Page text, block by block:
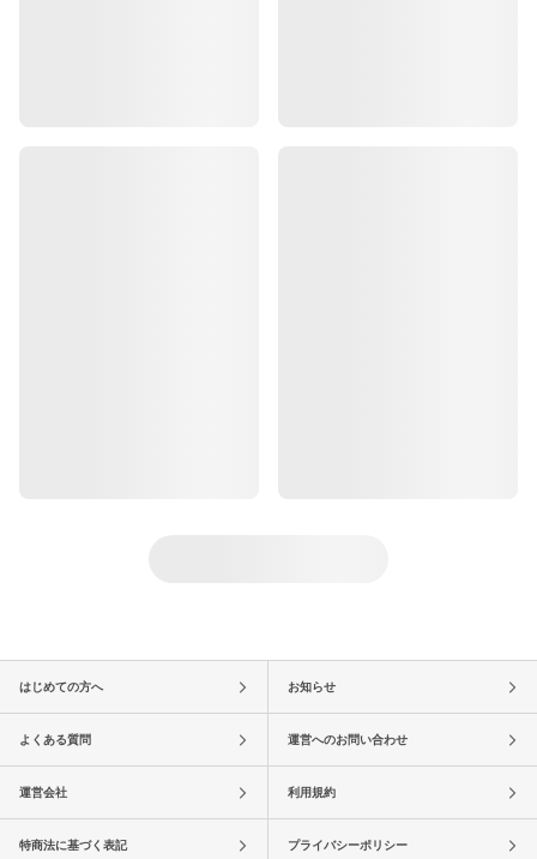
はじめての方へ お知らせ
よくある質問 運営へのお問い合わせ
運営会社 利用規約
特商法に基づく表記 プライバシーポリシー